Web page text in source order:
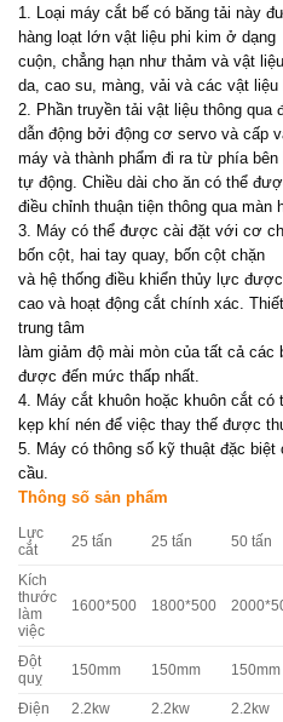
1. Loại máy cắt bế có băng tải này
hàng loạt lớn vật liệu phi kim ở dạng
cuộn, chẳng hạn như thảm và vật
da, cao su, màng, vải và các vật liệu
2. Phần truyền tải vật liệu thông qua
dẫn động bởi động cơ servo và cấp
máy và thành phẩm đi ra từ phía
tự động. Chiều dài cho ăn có thể
điều chỉnh thuận tiện thông qua màn
3. Máy có thể được cài đặt với cơ
bốn cột, hai tay quay, bốn cột chặn
và hệ thống điều khiển thủy lực
cao và hoạt động cắt chính xác.
trung tâm
làm giảm độ mài mòn của tất cả
được đến mức thấp nhất.
4. Máy cắt khuôn hoặc khuôn cắt
kẹp khí nén để việc thay thế được
5. Máy có thông số kỹ thuật đặc
cầu.
Thông số sản phẩm
Lực
cắt
25 tấn 25 tấn 50 tấn
Kích
thước
làm
việc
1600*500 1800*500
Đột
quỵ
150mm 150mm 150mm
Điện 2.2kw 2.2kw 2.2kw